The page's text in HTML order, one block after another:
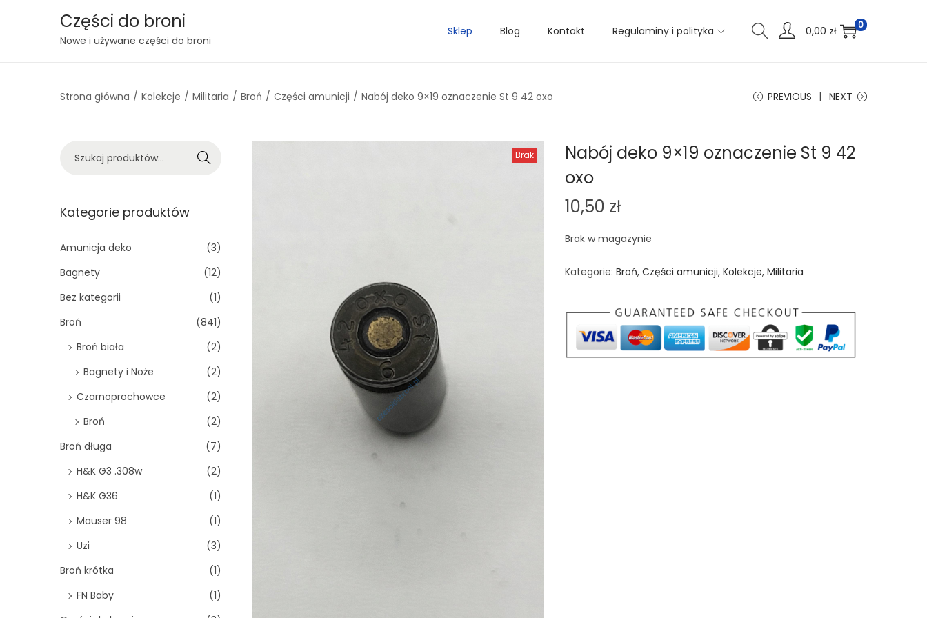
S
p
i
a
t
i
n
S
p
t
n
t
Części do broni
Nowe i używane części do broni
Sklep Blog Kontakt Regulaminy i polityka 0,00 zł 0
Strona główna / Kolekcje / Militaria / Broń / Części amunicji / Nabój deko 9×19 oznaczenie St 9 42 oxo PREVIOUS NEXT
Brak
Nabój deko 9×19 oznaczenie St 9 42
oxo
10,50 zł
Brak w magazynie
Kategorie: Broń, Części amunicji, Kolekcje, Militaria
k
j
:
Szukaj
Kategorie produktów
Amunicja deko
(3)
Bagnety
(12)
Bez kategorii
(1)
Broń
(841)
Broń biała
(2)
Bagnety i Noże
(2)
Czarnoprochowce
(2)
Broń
(2)
Broń długa
(7)
H&K G3 .308w
(2)
H&K G36
(1)
Mauser 98
(1)
Uzi
(3)
Broń krótka
(1)
FN Baby
(1)